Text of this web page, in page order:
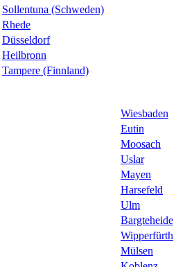
Sollentuna (Schweden)
Rhede
Düsseldorf
Heilbronn
Tampere (Finnland)
Wiesbaden
Eutin
Moosach
Uslar
Mayen
Harsefeld
Ulm
Bargteheide
Wipperfürth
Mülsen